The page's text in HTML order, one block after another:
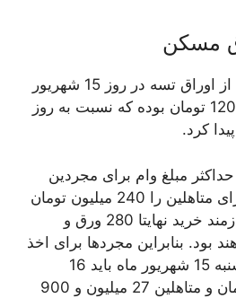
مسکن
قیمت متوسط هر ورق از اوراق تسه در روز 15 شهریور
ماه برابر با 58 هزار و 120 تومان بوده که نسبت به روز
مبلغ وام برای مجردین
140 میلیون تومان و برای متاهلین را 240 میلیون تومان
اعلام کرده، مجردها نیازمند خرید نهایتا 280 ورق و
ورق خواهند بود. بنابراین مجردها برای اخذ
وام مسکن در روز دوشنبه 15 شهریور ماه باید 16
میلیون و 270 هزار تومان و متاهلین 27 میلیون و 900